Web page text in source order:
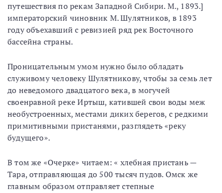
путешествия по рекам Западной Сибири. М., 1893.]
императорский чиновник М. Шулятников, в 1893
году объехавший с ревизией ряд рек Восточного
бассейна страны.
Проницательным умом нужно было обладать
служивому человеку Шулятникову, чтобы за семь лет
до неведомого двадцатого века, в могучей
своенравной реке Иртыш, катившей свои воды меж
необустроенных, местами диких берегов, с редкими
примитивными пристанями, разглядеть «реку
будущего».
В том же «Очерке» читаем: « хлебная пристань —
Тара, отправляющая до 500 тысяч пудов. Омск же
главным образом отправляет степные